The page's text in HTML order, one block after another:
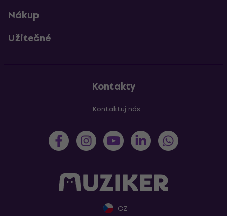
Nákup
Užitečné
Kontakty
Kontaktuj nás
CZ